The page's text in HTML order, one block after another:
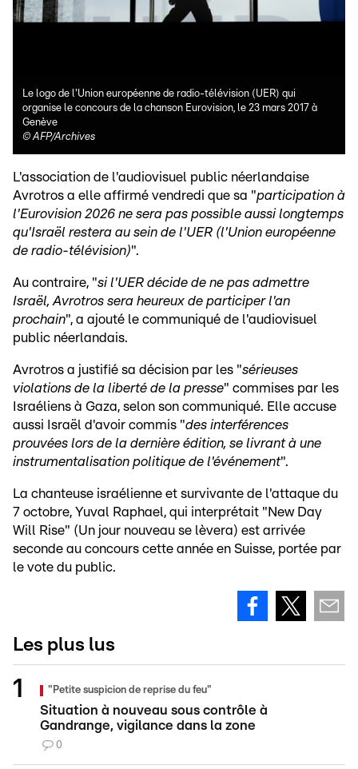
Le logo de l'Union européenne de radio-télévision (UER) qui
organise le concours de la chanson Eurovision, le 23 mars 2017 à
Genève
©AFP/Archives
L'association de l'audiovisuel public néerlandaise
Avrotros a elle affirmé vendredi que sa "participation à
l'Eurovision 2026 ne sera pas possible aussi longtemps
qu'Israël restera au sein de l'UER (l'Union européenne
de radio-télévision)".
Au contraire, "si l'UER décide de ne pas admettre
Israël, Avrotros sera heureux de participer l'an
prochain", a ajouté le communiqué de l'audiovisuel
public néerlandais.
Avrotros a justifié sa décision par les "sérieuses
violations de la liberté de la presse" commises par les
Israéliens à Gaza, selon son communiqué. Elle accuse
aussi Israël d'avoir commis "des interférences
prouvées lors de la dernière édition, se livrant à une
instrumentalisation politique de l'événement".
La chanteuse israélienne et survivante de l'attaque du
7 octobre, Yuval Raphael, qui interprétait "New Day
Will Rise" (Un jour nouveau se lèvera) est arrivée
seconde au concours cette année en Suisse, portée par
le vote du public.
Les plus lus
"Petite suspicion de reprise du feu"
Situation à nouveau sous contrôle à
Gandrange, vigilance dans la zone
0